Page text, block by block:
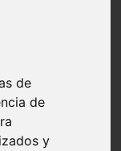
de
de
y